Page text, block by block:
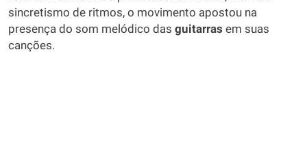
sincretismo de ritmos, o movimento apostou na
presença do som melódico das guitarras em suas
canções.